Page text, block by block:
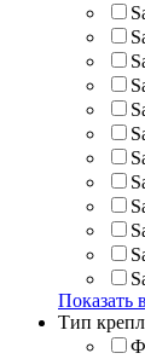
Показать
Тип